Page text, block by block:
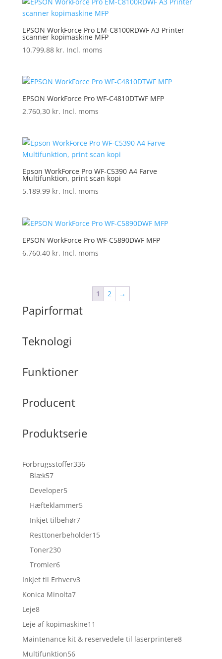
EPSON WorkForce Pro EM-C8100RDWF A3 Printer
scanner kopimaskine MFP
10.799,88 kr. Incl. moms
EPSON WorkForce Pro WF-C4810DTWF MFP
2.760,30 kr. Incl. moms
Epson WorkForce Pro WF-C5390 A4 Farve
Multifunktion, print scan kopi
5.189,99 kr. Incl. moms
EPSON WorkForce Pro WF-C5890DWF MFP
6.760,40 kr. Incl. moms
1 2 →
Papirformat
Teknologi
Funktioner
Producent
Produktserie
Forbrugsstoffer336336
Blæk5757
varer
Developer55
varer
Hæfteklammer55
Inkjet tilbehør77
varer
Resttonerbeholder1515
Toner230230
Tromler66
varer
Inkjet til Erhverv33
Konica Minolta77
Leje88
varer
Leje af kopimaskine11
Maintenance kit & reservedele til laserprintere88
Multifunktion5656